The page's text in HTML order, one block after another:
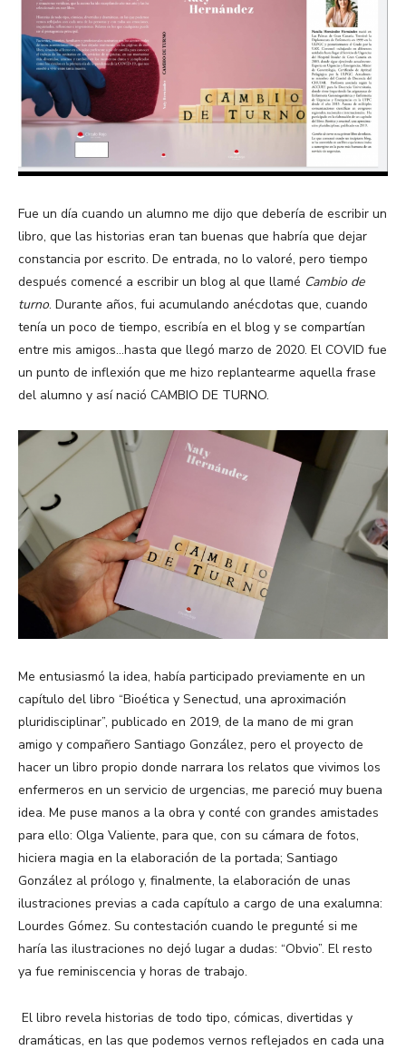
Fue un día cuando un alumno me dijo que debería de escribir un
libro, que las historias eran tan buenas que habría que dejar
constancia por escrito. De entrada, no lo valoré, pero tiempo
después comencé a escribir un blog al que llamé Cambio de
turno. Durante años, fui acumulando anécdotas que, cuando
tenía un poco de tiempo, escribía en el blog y se compartían
entre mis amigos…hasta que llegó marzo de 2020. El COVID fue
un punto de inflexión que me hizo replantearme aquella frase
del alumno y así nació CAMBIO DE TURNO.
Me entusiasmó la idea, había participado previamente en un
capítulo del libro “Bioética y Senectud, una aproximación
pluridisciplinar”, publicado en 2019, de la mano de mi gran
amigo y compañero Santiago González, pero el proyecto de
hacer un libro propio donde narrara los relatos que vivimos los
enfermeros en un servicio de urgencias, me pareció muy buena
idea. Me puse manos a la obra y conté con grandes amistades
para ello: Olga Valiente, para que, con su cámara de fotos,
hiciera magia en la elaboración de la portada; Santiago
González al prólogo y, finalmente, la elaboración de unas
ilustraciones previas a cada capítulo a cargo de una exalumna:
Lourdes Gómez. Su contestación cuando le pregunté si me
haría las ilustraciones no dejó lugar a dudas: “Obvio”. El resto
ya fue reminiscencia y horas de trabajo.
El libro revela historias de todo tipo, cómicas, divertidas y
dramáticas, en las que podemos vernos reflejados en cada una